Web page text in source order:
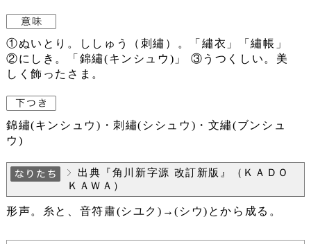
①ぬいとり。ししゅう（刺繡）。「繡衣」「繡帳」
②にしき。「錦繡(キンシュウ)」 ③うつくしい。美
しく飾ったさま。
錦繡(キンシュウ)・刺繡(シシュウ)・文繡(ブンシュ
ウ)
出典『角川新字源 改訂新版』（ＫＡＤＯ
ＫＡＷＡ）
形声。糸と、音符肅(シユク)→(シウ)とから成る。